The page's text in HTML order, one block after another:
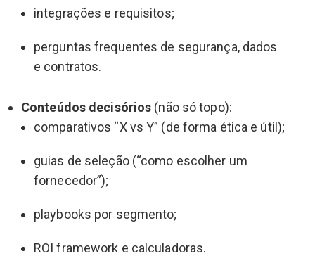
integrações e requisitos;
perguntas frequentes de segurança, dados
e contratos.
Conteúdos decisórios (não só topo):
comparativos “X vs Y” (de forma ética e útil);
guias de seleção (“como escolher um
fornecedor”);
playbooks por segmento;
ROI framework e calculadoras.